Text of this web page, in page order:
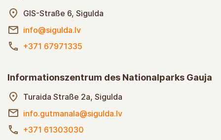
GIS-Straße 6, Sigulda
info@sigulda.lv
+371 67971335
Informationszentrum des Nationalparks Gauja
Turaida Straße 2a, Sigulda
info.gutmanala@sigulda.lv
+371 61303030